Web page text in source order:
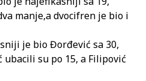
manje,a dvocifren je bio i
je bio Đorđević sa 30,
su po 15, a Filipović